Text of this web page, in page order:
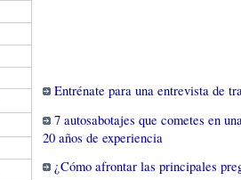
Entrénate para una entrevista de
7 autosabotajes que cometes en
20 años de experiencia
¿Cómo afrontar las principales